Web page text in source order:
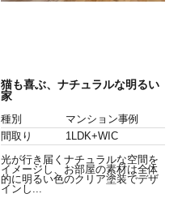
猫も喜ぶ、ナチュラルな明るい
家
種別
マンション事例
間取り
1LDK+WIC
光が行き届くナチュラルな空間を
イメージし、お部屋の素材は全体
的に明るい色のクリア塗装でデザ
インし...